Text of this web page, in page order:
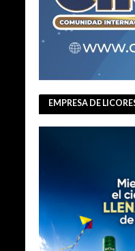
EMPRESA DE